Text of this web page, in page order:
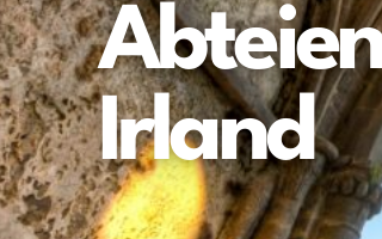
Irland